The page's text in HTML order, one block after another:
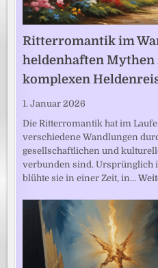
Ritterromantik im
heldenhaften Mythen
komplexen
1. Januar 2026
Die Ritterromantik hat im
verschiedene Wandlungen
gesellschaftlichen und
verbunden sind. Ursprünglich
blühte sie in einer Zeit, in…